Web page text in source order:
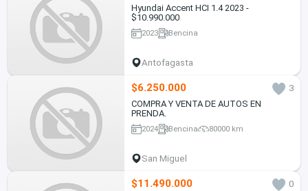
Hyundai Accent HCI 1.4 2023 -
$10.990.000
2023 Bencina
Antofagasta
$6.250.000
3
COMPRA Y VENTA DE AUTOS EN
PRENDA.
2024 Bencina 80000 km
San Miguel
$11.490.000
0